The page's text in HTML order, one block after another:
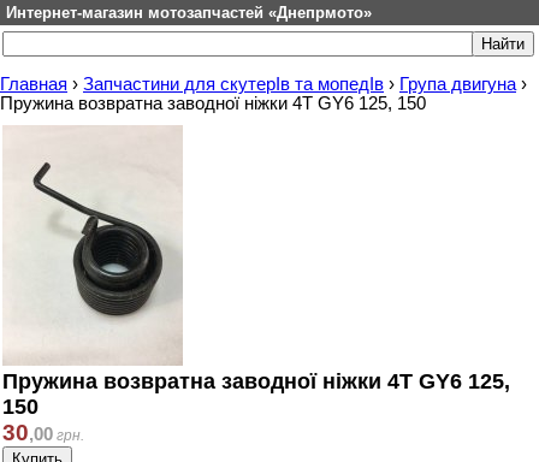
Интернет-магазин мотозапчастей «Днепрмото»
Главная › Запчастини для скутерІв та мопедІв › Група двигуна ›
Пружина возвратна заводної ніжки 4T GY6 125, 150
Пружина возвратна заводної ніжки 4T GY6 125,
150
30,00 грн.